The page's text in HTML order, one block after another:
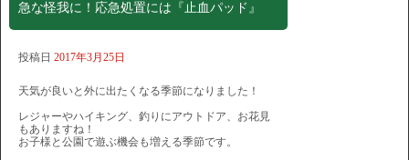
急な怪我に！応急処置には『止血パッド』
投稿日 2017年3月25日
天気が良いと外に出たくなる季節になりました！
レジャーやハイキング、釣りにアウトドア、お花見
もありますね！
お子様と公園で遊ぶ機会も増える季節です。